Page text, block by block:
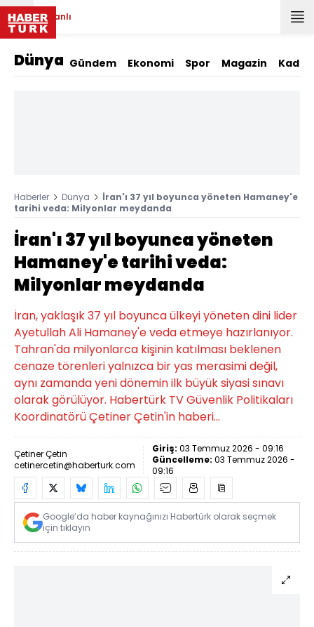
Canlı
Dünya Gündem Ekonomi Spor Magazin Kadın
Haberler Dünya
İran'ı 37 yıl boyunca yöneten Hamaney'e
tarihi veda: Milyonlar meydanda
İran'ı 37 yıl boyunca yöneten
Hamaney'e tarihi veda:
Milyonlar meydanda
İran, yaklaşık 37 yıl boyunca ülkeyi yöneten dini lider
Ayetullah Ali Hamaney'e veda etmeye hazırlanıyor.
Tahran'da milyonlarca kişinin katılması beklenen
cenaze törenleri yalnızca bir yas merasimi değil,
aynı zamanda yeni dönemin ilk büyük siyasi sınavı
olarak görülüyor. Habertürk TV Güvenlik Politikaları
Koordinatörü Çetiner Çetin'in haberi...
Çetiner Çetin
cetinercetin@haberturk.com
Giriş: 03 Temmuz 2026 - 09:16
Güncelleme: 03 Temmuz 2026 -
09:16
Google’da haber kaynağınızı Habertürk olarak seçmek
için tıklayın